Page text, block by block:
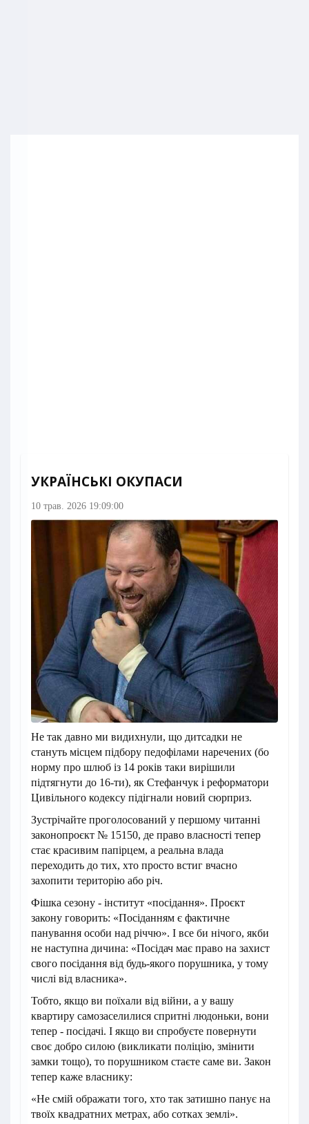
УКРАЇНСЬКІ ОКУПАСИ
10 трав. 2026 19:09:00
Не так давно ми видихнули, що дитсадки не
стануть місцем підбору педофілами наречених (бо
норму про шлюб із 14 років таки вирішили
підтягнути до 16-ти), як Стефанчук і реформатори
Цивільного кодексу підігнали новий сюрприз.
Зустрічайте проголосований у першому читанні
законопроєкт № 15150, де право власності тепер
стає красивим папірцем, а реальна влада
переходить до тих, хто просто встиг вчасно
захопити територію або річ.
​Фішка сезону - інститут «посідання». Проєкт
закону говорить: «Посіданням є фактичне
панування особи над річчю». І все би нічого, якби
не наступна дичина: «Посідач має право на захист
свого посідання від будь-якого порушника, у тому
числі від власника».
Тобто, якщо ви поїхали від війни, а у вашу
квартиру самозаселилися спритні людоньки, вони
тепер - посідачі. І якщо ви спробуєте повернути
своє добро силою (викликати поліцію, змінити
замки тощо), то порушником стаєте саме ви. Закон
тепер каже власнику:
«Не смій ображати того, хто так затишно панує на
твоїх квадратних метрах, або сотках землі».